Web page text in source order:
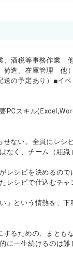
、酒税等事務作業
荷造、在庫管理 他）
送の予定あり）■イ
PCスキル
ない。全員にレシ
なく、チーム（組織
レシピを決めるの
レシピで仕込むチャ
」という情熱を、
るための、まとも
に一生続けるのは